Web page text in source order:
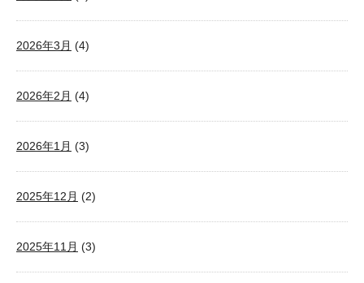
2026年3月 (4)
2026年2月 (4)
2026年1月 (3)
2025年12月 (2)
2025年11月 (3)